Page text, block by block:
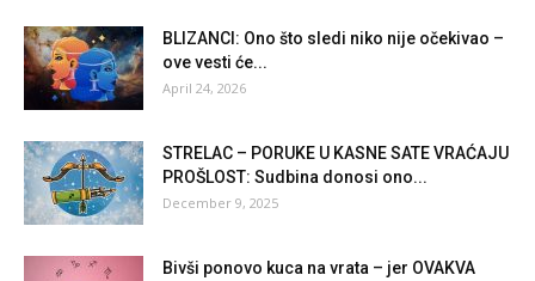
BLIZANCI: Ono što sledi niko nije očekivao –
ove vesti će...
April 24, 2026
STRELAC – PORUKE U KASNE SATE VRAĆAJU
PROŠLOST: Sudbina donosi ono...
December 9, 2025
Bivši ponovo kuca na vrata – jer OVAKVA